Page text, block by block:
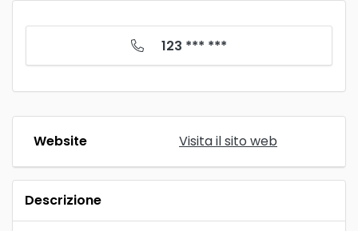
123 *** ***
Website Visita il sito web
Descrizione